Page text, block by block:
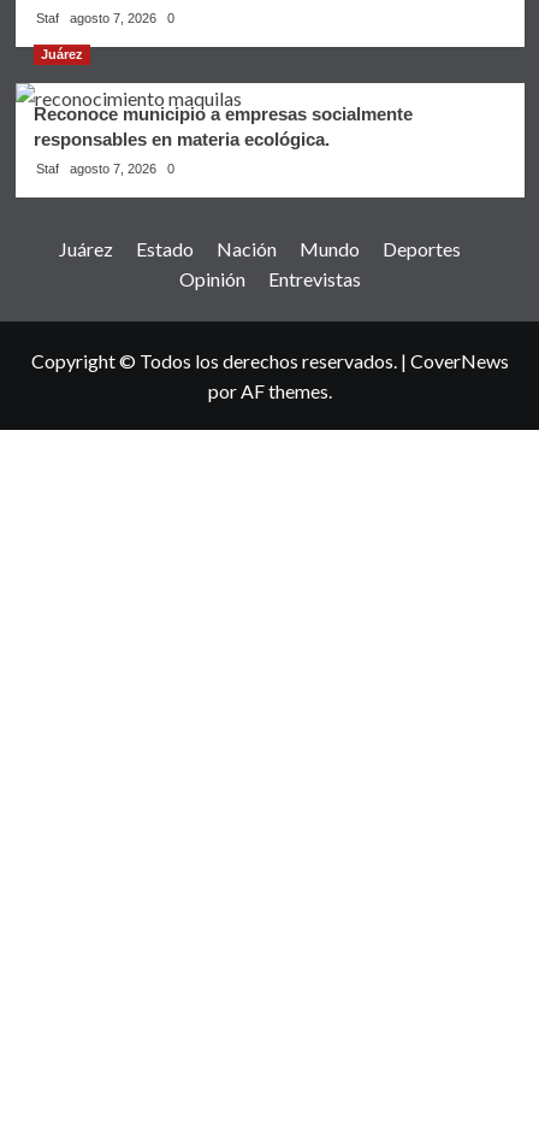
Staf agosto 7, 2026 0
Juárez
Reconoce municipio a empresas socialmente
responsables en materia ecológica.
Staf agosto 7, 2026 0
Juárez Estado Nación Mundo
Deportes
Opinión
Entrevistas
Copyright © Todos los derechos reservados. | CoverNews
por AF themes.